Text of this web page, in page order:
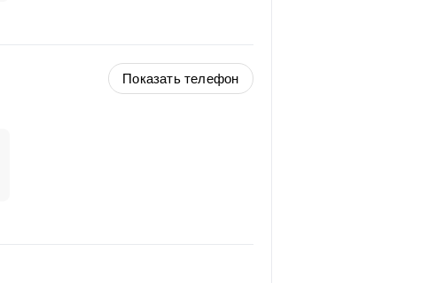
Показать телефон